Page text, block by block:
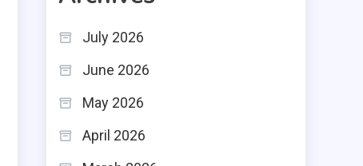
July 2026
June 2026
May 2026
April 2026